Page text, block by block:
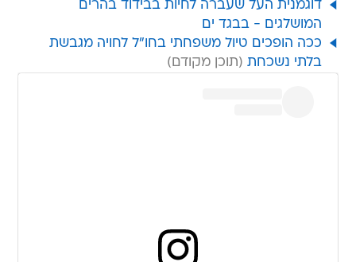
דוגמנית העל שעברה לחיות בבידוד בהרים
המושלגים - בבגד ים
ככה הופכים טיול משפחתי בחו"ל לחויה מגבשת
בלתי נשכחת